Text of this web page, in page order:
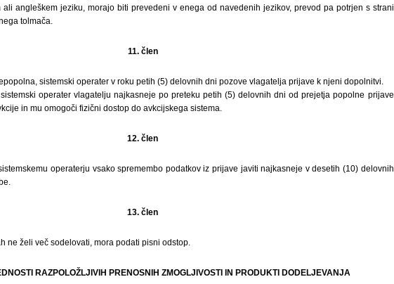
angleškem jeziku, morajo biti prevedeni v enega od navedenih jezikov, prevod pa potrjen s strani
tolmača.
11. člen
sistemski operater v roku petih (5) delovnih dni pozove vlagatelja prijave k njeni dopolnitvi.
operater vlagatelju najkasneje po preteku petih (5) delovnih dni od prejetja popolne prijave
in mu omogoči fizični dostop do avkcijskega sistema.
12. člen
operaterju vsako spremembo podatkov iz prijave javiti najkasneje v desetih (10) delovnih
13. člen
ne želi več sodelovati, mora podati pisni odstop.
RAZPOLOŽLJIVIH PRENOSNIH ZMOGLJIVOSTI IN PRODUKTI DODELJEVANJA